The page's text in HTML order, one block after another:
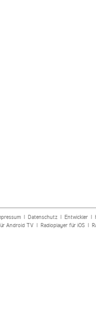
| Datenschutz| Entwickler|
Android TV| Radioplayer für iOS|